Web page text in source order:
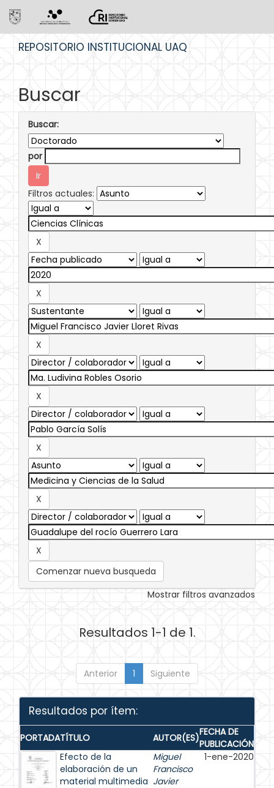
REPOSITORIO INSTITUCIONAL UAQ
Buscar
Buscar:
por
Filtros actuales:
Comenzar nueva busqueda
Mostrar filtros avanzados
Resultados 1-1 de 1.
Anterior 1 Siguiente
Resultados por ítem:
PORTADATÍTULO AUTOR(ES)FECHA DE
PUBLICACIÓN
Efecto de la
elaboración de un
material multimedia
Miguel
Francisco
Javier
1-ene-2020